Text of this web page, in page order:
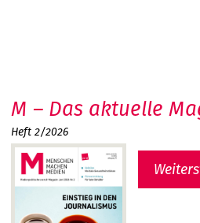
M – Das aktuelle
Heft 2/2026